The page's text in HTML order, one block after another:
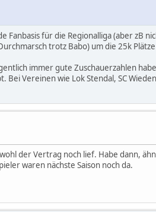
für die Regionalliga (aber zB
trotz Babo) um die 25k
immer gute Zuschauerzahlen
Vereinen wie Lok Stendal, SC
der Vertrag noch lief. Habe dann,
waren nächste Saison noch da.